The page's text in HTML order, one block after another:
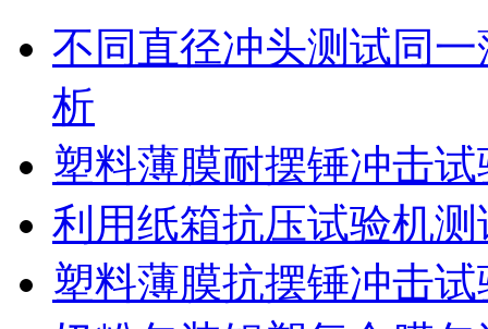
不同直径冲头测试同
析
塑料薄膜耐摆锤冲击
利用纸箱抗压试验机
塑料薄膜抗摆锤冲击